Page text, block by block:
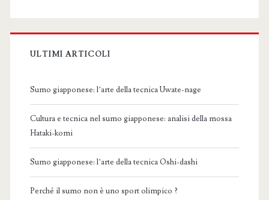
ULTIMI ARTICOLI
Sumo giapponese: l’arte della tecnica Uwate-nage
Cultura e tecnica nel sumo giapponese: analisi della mossa
Hataki-komi
Sumo giapponese: l’arte della tecnica Oshi-dashi
Perché il sumo non è uno sport olimpico ?